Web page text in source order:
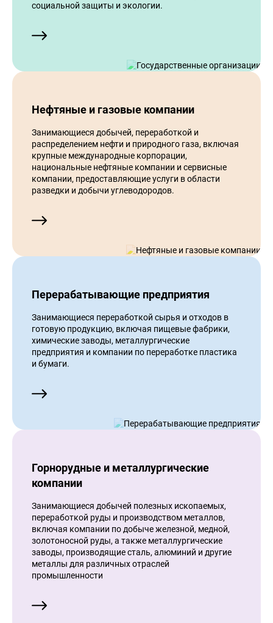
социальной защиты и экологии.
Нефтяные и газовые компании
Занимающиеся добычей, переработкой и
распределением нефти и природного газа, включая
крупные международные корпорации,
национальные нефтяные компании и сервисные
компании, предоставляющие услуги в области
разведки и добычи углеводородов.
Перерабатывающие предприятия
Занимающиеся переработкой сырья и отходов в
готовую продукцию, включая пищевые фабрики,
химические заводы, металлургические
предприятия и компании по переработке пластика
и бумаги.
Горнорудные и металлургические
компании
Занимающиеся добычей полезных ископаемых,
переработкой руды и производством металлов,
включая компании по добыче железной, медной,
золотоносной руды, а также металлургические
заводы, производящие сталь, алюминий и другие
металлы для различных отраслей
промышленности